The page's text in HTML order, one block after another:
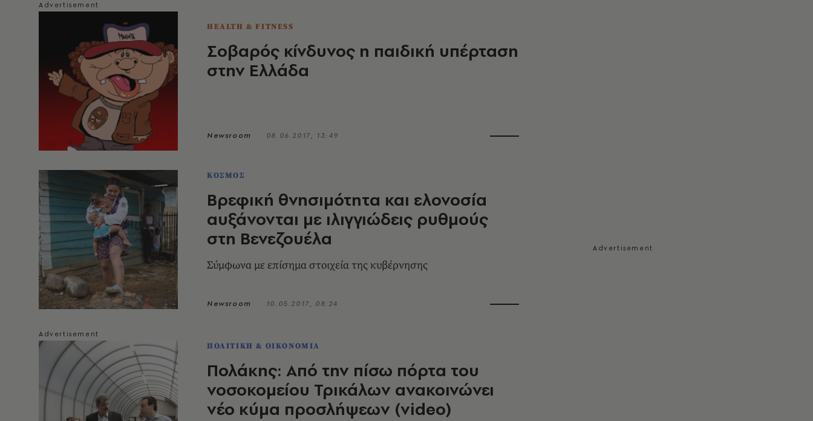
HEALTH & FITNESS
Σοβαρός κίνδυνος η παιδική υπέρταση
στην Ελλάδα
Newsroom 08.06.2017, 13:49
ΚΟΣΜΟΣ
Βρεφική θνησιμότητα και ελονοσία
αυξάνονται με ιλιγγιώδεις ρυθμούς
στη Βενεζουέλα
Σύμφωνα με επίσημα στοιχεία της κυβέρνησης
Newsroom 10.05.2017, 08:24
ΠΟΛΙΤΙΚΗ & ΟΙΚΟΝΟΜΙΑ
Πολάκης: Από την πίσω πόρτα του
νοσοκομείου Τρικάλων ανακοινώνει
νέο κύμα προσλήψεων (video)